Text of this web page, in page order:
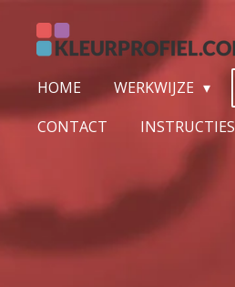
direct
hoofdinhoud
HOME WERKWIJZE
CONTACT
INSTRUCTIES